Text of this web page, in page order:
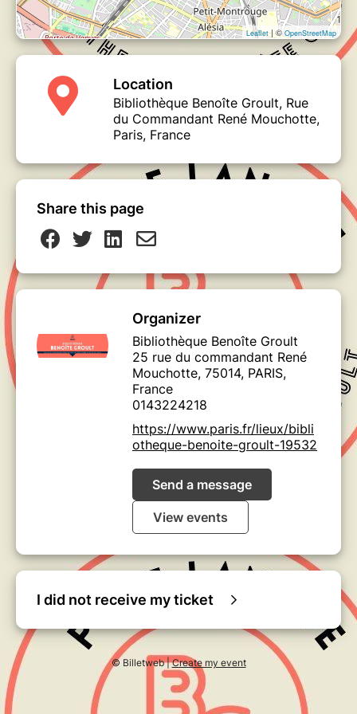
Leaflet| © OpenStreetMap
Location
Bibliothèque Benoîte Groult, Rue
du Commandant René Mouchotte,
Paris, France
Share this page
Organizer
Bibliothèque Benoîte Groult
25 rue du commandant René
Mouchotte, 75014, PARIS,
France
0143224218
https://www.paris.fr/lieux/bibli
otheque-benoite-groult-19532
Send a message
View events
I did not receive my ticket
© Billetweb |Create my event